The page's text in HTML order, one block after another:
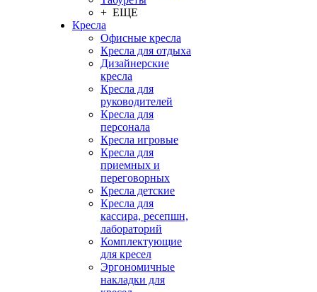
+ ЕЩЕ
Кресла
Офисные кресла
Кресла для отдыха
Дизайнерские
кресла
Кресла для
руководителей
Кресла для
персонала
Кресла игровые
Кресла для
приемных и
переговорных
Кресла детские
Кресла для
кассира, ресепшн,
лабораторий
Комплектующие
для кресел
Эргономичные
накладки для